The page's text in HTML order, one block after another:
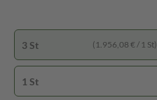
3 St (1.956,08 € / 1 St)
1 St